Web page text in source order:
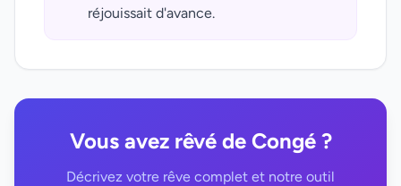
réjouissait d'avance.
Vous avez rêvé de Congé ?
Décrivez votre rêve complet et notre outil